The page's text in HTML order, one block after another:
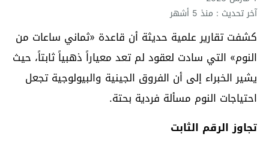
آخر تحديث : منذ 5 أشهر
كشفت تقارير علمية حديثة أن قاعدة «ثماني ساعات من
النوم» التي سادت لعقود لم تعد معياراً ذهبياً ثابتاً، حيث
يشير الخبراء إلى أن الفروق الجينية والبيولوجية تجعل
احتياجات النوم مسألة فردية بحتة.
تجاوز الرقم الثابت